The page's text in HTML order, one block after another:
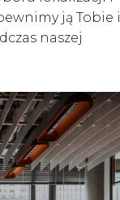
ją Tobie i
naszej